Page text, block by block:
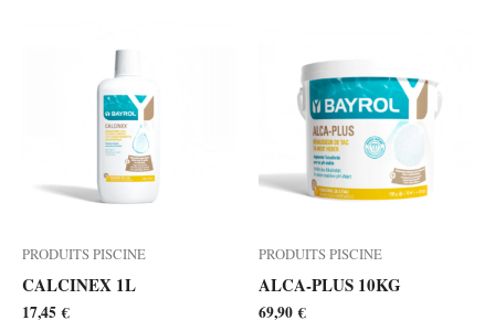
PRODUITS PISCINE
CALCINEX 1L
17,45€
PRODUITS PISCINE
ALCA-PLUS 10KG
69,90€